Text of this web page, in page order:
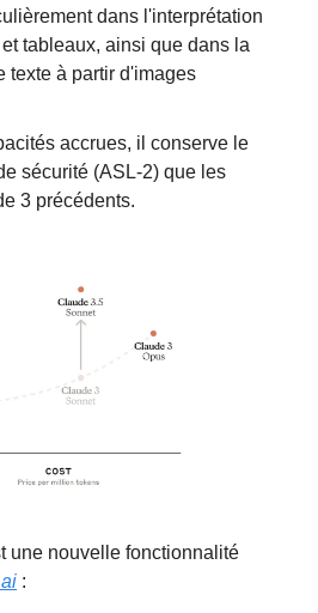
dans l'interprétation
tableaux, ainsi que dans la
texte à partir d'images
accrues, il conserve le
sécurité (ASL-2) que les
3 précédents.
une nouvelle fonctionnalité
: